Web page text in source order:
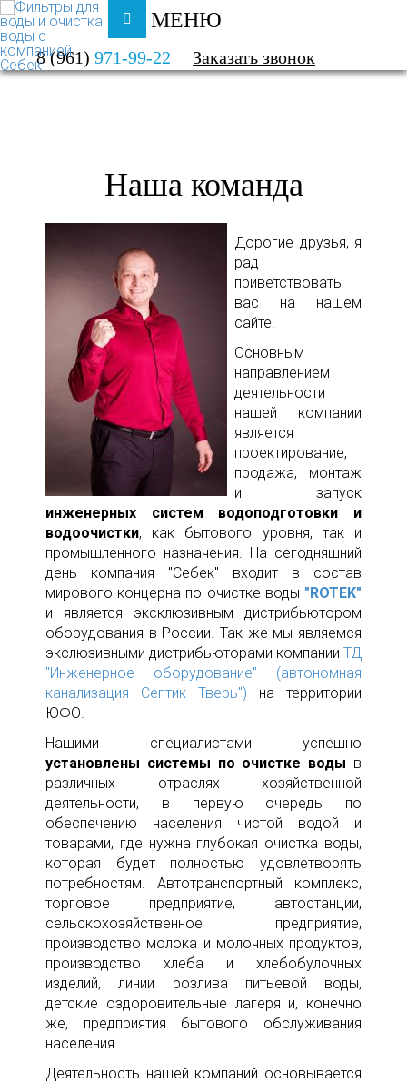
МЕНЮ
8 (961) 971-99-22 Заказать звонок
ФИЛЬТРЫ ДЛЯ ВОДЫ И ОЧИСТКА ВОДЫ
О КОМПАНИИ
НАША КОМАНДА
Наша команда
Дорогие друзья, я
рад
приветствовать
вас на нашем
сайте!
Основным
направлением
деятельности
нашей компании
является
проектирование,
продажа, монтаж
и запуск
инженерных систем водоподготовки и
водоочистки, как бытового уровня, так и
промышленного назначения. На сегодняшний
день компания "Себек" входит в состав
мирового концерна по очистке воды "ROTEK"
и является эксклюзивным дистрибьютором
оборудования в России. Так же мы являемся
экслюзивными дистрибьюторами компании ТД
"Инженерное оборудование" (автономная
канализация Септик Тверь") на территории
ЮФО.
Нашими специалистами успешно
установлены системы по очистке воды в
различных отраслях хозяйственной
деятельности, в первую очередь по
обеспечению населения чистой водой и
товарами, где нужна глубокая очистка воды,
которая будет полностью удовлетворять
потребностям. Автотранспортный комплекс,
торговое предприятие, автостанции,
сельскохозяйственное предприятие,
производство молока и молочных продуктов,
производство хлеба и хлебобулочных
изделий, линии розлива питьевой воды,
детские оздоровительные лагеря и, конечно
же, предприятия бытового обслуживания
населения.
Деятельность нашей компаний основывается